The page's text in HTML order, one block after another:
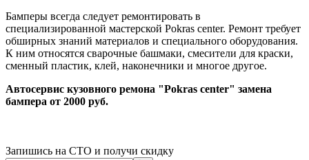
Бамперы всегда следует ремонтировать в
специализированной мастерской Pokras center. Ремонт требует
обширных знаний материалов и специального оборудования.
К ним относятся сварочные башмаки, смесители для краски,
сменный пластик, клей, наконечники и многое другое.
Автосервис кузовного ремона "Pokras center" замена
бампера от 2000 руб.
Запишись на СТО и получи скидку